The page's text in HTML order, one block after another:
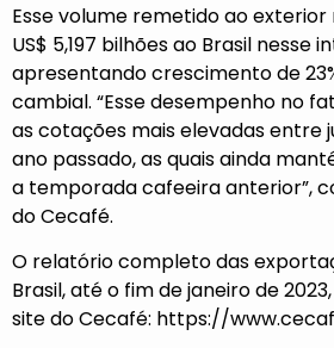
Esse volume remetido ao
US$ 5,197 bilhões ao Brasil nesse
apresentando crescimento de
cambial. “Esse desempenho no
as cotações mais elevadas entre
ano passado, as quais ainda
a temporada cafeeira anterior”,
do Cecafé.
O relatório completo das
Brasil, até o fim de janeiro de
site do Cecafé: https://